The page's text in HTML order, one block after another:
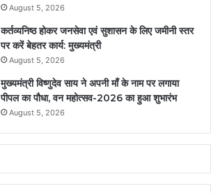
August 5, 2026
कर्तव्यनिष्ठ होकर जनसेवा एवं सुशासन के लिए जमीनी स्तर
पर करें बेहतर कार्य: मुख्यमंत्री
August 5, 2026
मुख्यमंत्री विष्णुदेव साय ने अपनी माँ के नाम पर लगाया
पीपल का पौधा, वन महोत्सव-2026 का हुआ शुभारंभ
August 5, 2026